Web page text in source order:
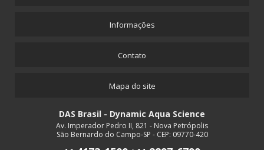
Informações
Contato
Mapa do site
DAS Brasil - Dynamic Aqua Science
Av. Imperador Pedro II, 821 - Nova Petrópolis
São Bernardo do Campo-SP - CEP: 09770-420